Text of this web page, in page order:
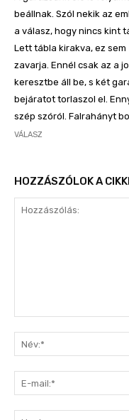
beállnak. Szól nekik az
a válasz, hogy nincs kint
Lett tábla kirakva, ez sem
zavarja. Ennél csak az a
keresztbe áll be, s két
bejáratot torlaszol el.
szép szóról. Falrahányt
VÁLASZ
HOZZÁSZÓLOK A